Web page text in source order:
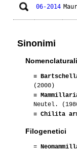
06-2014
07-2012
06-2010
06-2010
Sinonimi
Nomenclaturali
≡
(2000)
≡
Neutel.
≡ Chilita
Filogenetici
=